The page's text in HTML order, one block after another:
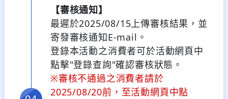
【審核通知】
最遲於2025/08/15上傳審核結果，並
寄發審核通知E-mail。
登錄本活動之消費者可於活動網頁中
點擊"登錄查詢"確認審核狀態。
※審核不通過之消費者請於
2025/08/20前，至活動網頁中點